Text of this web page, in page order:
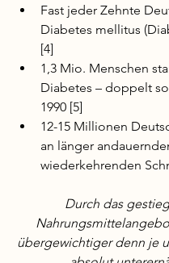
Fast jeder Zehnte
Diabetes mellitus
[4]
1,3 Mio. Menschen
Diabetes – doppelt
1990 [5]
12-15 Millionen
an länger
wiederkehrenden
Durch das
übergewichtiger denn je